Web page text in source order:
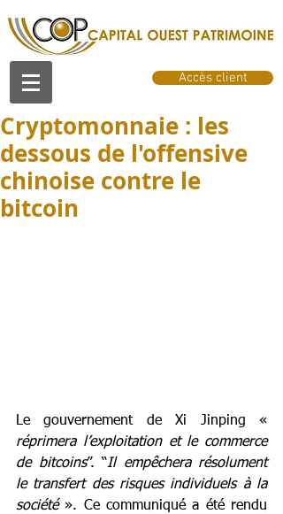
Accès client
Cryptomonnaie : les
dessous de l'offensive
chinoise contre le
bitcoin
réprimera l’exploitation et le commerce
de bitcoins”. “Il empêchera résolument
le transfert des risques individuels à la
société ». Ce communiqué a été rendu